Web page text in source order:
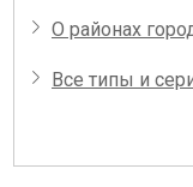
О районах
Все типы и